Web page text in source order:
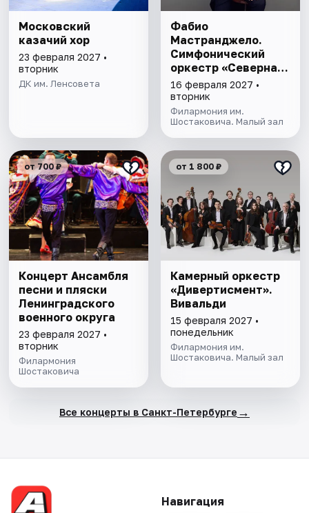
Московский
казачий хор
23 февраля 2027 •
вторник
ДК им. Ленсовета
Фабио
Мастранджело.
Симфонический
оркестр «Северная
симфония»
16 февраля 2027 •
вторник
Филармония им.
Шостаковича. Малый зал
от 700 ₽
Концерт Ансамбля
песни и пляски
Ленинградского
военного округа
23 февраля 2027 •
вторник
Филармония
Шостаковича
от 1 800 ₽
Камерный оркестр
«Дивертисмент».
Вивальди
15 февраля 2027 •
понедельник
Филармония им.
Шостаковича. Малый зал
Все концерты в Санкт-Петербурге →
Навигация